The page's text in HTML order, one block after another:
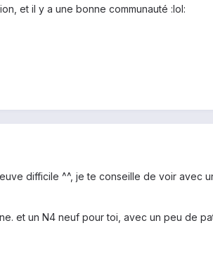
et il y a une bonne communauté :lol:
difficile ^^, je te conseille de voir avec
et un N4 neuf pour toi, avec un peu de